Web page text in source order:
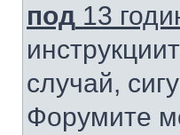
под 13
случай,
Форумите